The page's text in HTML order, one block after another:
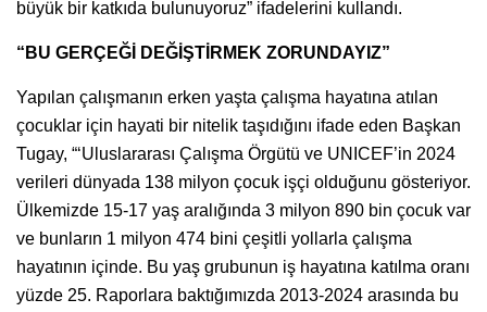
büyük bir katkıda bulunuyoruz” ifadelerini kullandı.
“BU GERÇEĞİ DEĞİŞTİRMEK ZORUNDAYIZ”
Yapılan çalışmanın erken yaşta çalışma hayatına atılan
çocuklar için hayati bir nitelik taşıdığını ifade eden Başkan
Tugay, “‘Uluslararası Çalışma Örgütü ve UNICEF’in 2024
verileri dünyada 138 milyon çocuk işçi olduğunu gösteriyor.
Ülkemizde 15-17 yaş aralığında 3 milyon 890 bin çocuk var
ve bunların 1 milyon 474 bini çeşitli yollarla çalışma
hayatının içinde. Bu yaş grubunun iş hayatına katılma oranı
yüzde 25. Raporlara baktığımızda 2013-2024 arasında bu